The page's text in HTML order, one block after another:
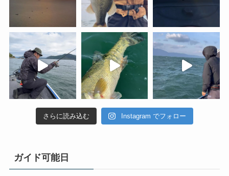
さらに読み込む Instagram でフォロー
ガイド可能日